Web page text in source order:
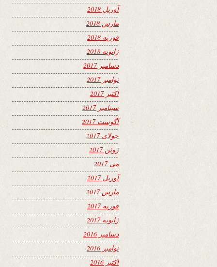
آوریل 2018
مارس 2018
فوریه 2018
ژانویه 2018
دسامبر 2017
نوامبر 2017
اکتبر 2017
سپتامبر 2017
آگوست 2017
جولای 2017
ژوئن 2017
می 2017
آوریل 2017
مارس 2017
فوریه 2017
ژانویه 2017
دسامبر 2016
نوامبر 2016
اکتبر 2016